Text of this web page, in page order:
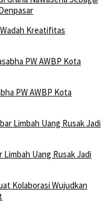
Kreatifitas
PW AWBP Kota
Uang Rusak Jadi